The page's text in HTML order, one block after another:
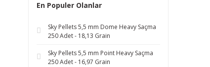
En Populer Olanlar
Sky Pellets 5,5 mm Dome Heavy Saçma
250 Adet - 18,13 Grain
Sky Pellets 5,5 mm Point Heavy Saçma
250 Adet - 16,97 Grain